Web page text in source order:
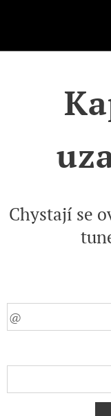
Chystají se